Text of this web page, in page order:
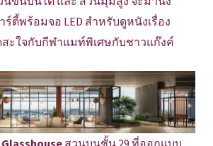
ตี้พร้อมจอ LED สำหรับดูหนังเรื่อง
สะใจกับกีฬาแมท์พิเศษกับชาวแก๊งค์